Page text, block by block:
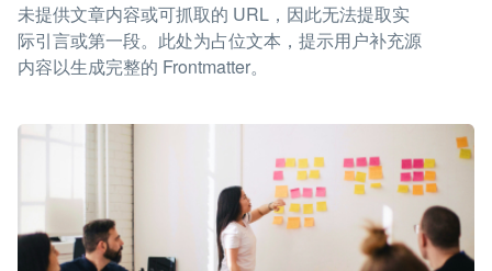
未提供文章内容或可抓取的 URL，因此无法提取实
际引言或第一段。此处为占位文本，提示用户补充源
内容以生成完整的 Frontmatter。